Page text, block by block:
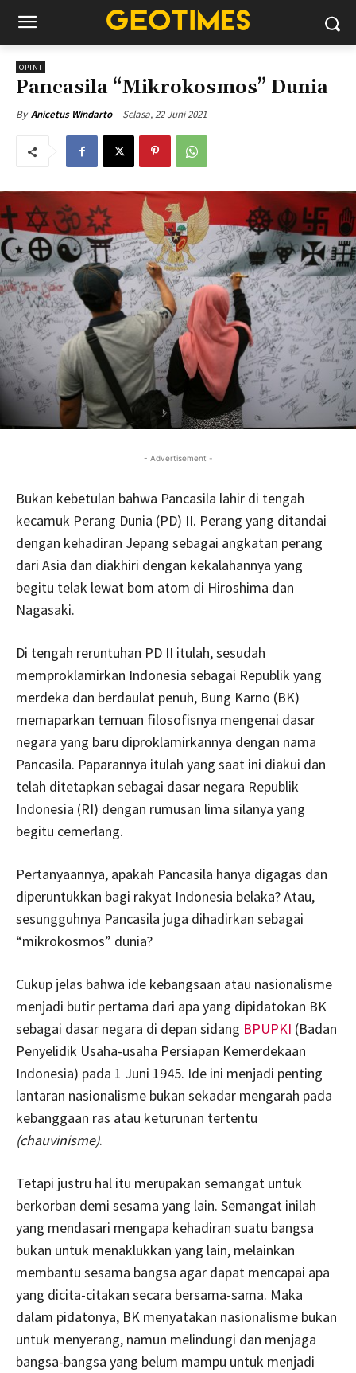
OPINI
Pancasila “Mikrokosmos” Dunia
By Anicetus Windarto Selasa, 22 Juni 2021
- Advertisement -
Bukan kebetulan bahwa Pancasila lahir di tengah
kecamuk Perang Dunia (PD) II. Perang yang ditandai
dengan kehadiran Jepang sebagai angkatan perang
dari Asia dan diakhiri dengan kekalahannya yang
begitu telak lewat bom atom di Hiroshima dan
Nagasaki.
Di tengah reruntuhan PD II itulah, sesudah
memproklamirkan Indonesia sebagai Republik yang
merdeka dan berdaulat penuh, Bung Karno (BK)
memaparkan temuan filosofisnya mengenai dasar
negara yang baru diproklamirkannya dengan nama
Pancasila. Paparannya itulah yang saat ini diakui dan
telah ditetapkan sebagai dasar negara Republik
Indonesia (RI) dengan rumusan lima silanya yang
begitu cemerlang.
Pertanyaannya, apakah Pancasila hanya digagas dan
diperuntukkan bagi rakyat Indonesia belaka? Atau,
sesungguhnya Pancasila juga dihadirkan sebagai
“mikrokosmos” dunia?
Cukup jelas bahwa ide kebangsaan atau nasionalisme
menjadi butir pertama dari apa yang dipidatokan BK
sebagai dasar negara di depan sidang BPUPKI (Badan
Penyelidik Usaha-usaha Persiapan Kemerdekaan
Indonesia) pada 1 Juni 1945. Ide ini menjadi penting
lantaran nasionalisme bukan sekadar mengarah pada
kebanggaan ras atau keturunan tertentu
(chauvinisme).
Tetapi justru hal itu merupakan semangat untuk
berkorban demi sesama yang lain. Semangat inilah
yang mendasari mengapa kehadiran suatu bangsa
bukan untuk menaklukkan yang lain, melainkan
membantu sesama bangsa agar dapat mencapai apa
yang dicita-citakan secara bersama-sama. Maka
dalam pidatonya, BK menyatakan nasionalisme bukan
untuk menyerang, namun melindungi dan menjaga
bangsa-bangsa yang belum mampu untuk menjadi